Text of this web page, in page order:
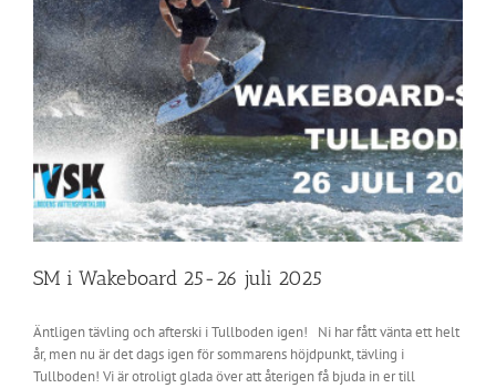
SM i Wakeboard 25-26 juli 2025
Äntligen tävling och afterski i Tullboden igen! Ni har fått vänta ett helt
år, men nu är det dags igen för sommarens höjdpunkt, tävling i
Tullboden! Vi är otroligt glada över att återigen få bjuda in er till